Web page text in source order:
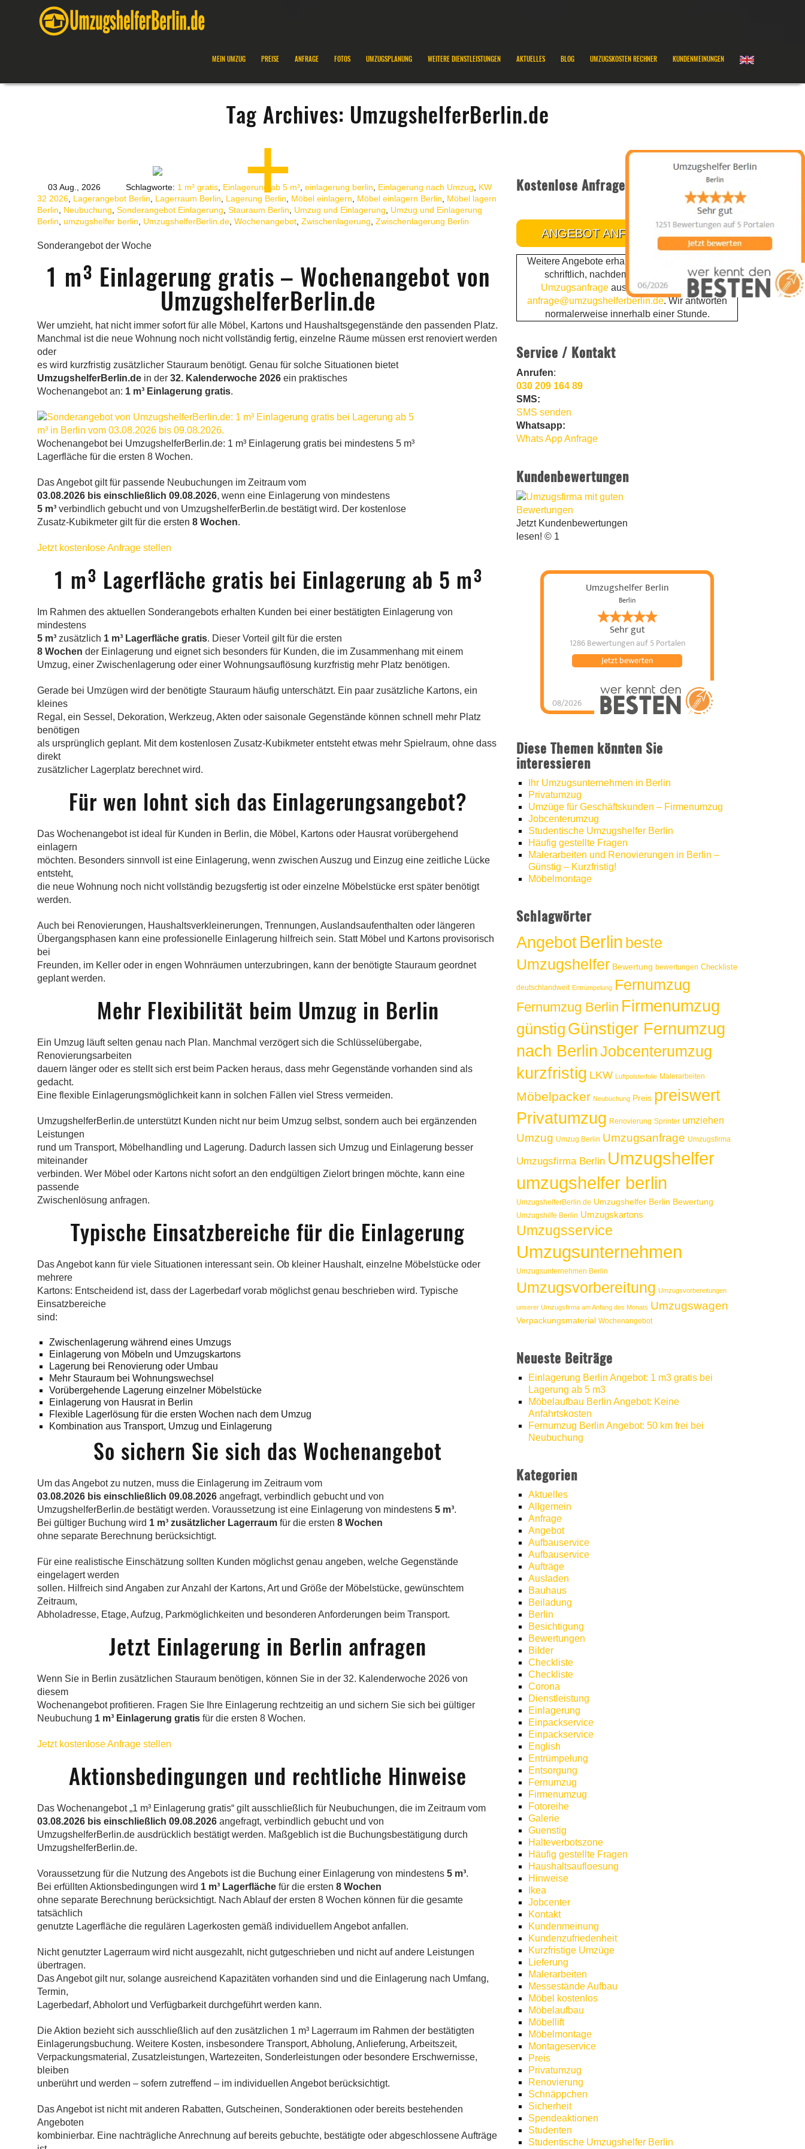
MEIN UMZUG PREISE ANFRAGE FOTOS UMZUGSPLANUNG WEITERE DIENSTLEISTUNGEN AKTUELLES BLOG UMZUGSKOSTEN RECHNER KUNDENMEINUNGEN
Tag Archives: UmzugshelferBerlin.de
03 Aug., 2026 Schlagworte: 1 m³ gratis Einlagerung ab 5 m³ einlagerung berlin Einlagerung nach Umzug
KW
32 2026 Lagerangebot Berlin Lagerraum Berlin Lagerung Berlin Möbel einlagern Möbel einlagern Berlin
Möbel lagern
Berlin
Neubuchung Sonderangebot Einlagerung Stauraum Berlin Umzug und Einlagerung
Umzug und Einlagerung
Berlin umzugshelfer berlin UmzugshelferBerlin.de Wochenangebot Zwischenlagerung Zwischenlagerung Berlin
Sonderangebot der Woche
1 m³ Einlagerung gratis – Wochenangebot von
UmzugshelferBerlin.de
Wer umzieht, hat nicht immer sofort für alle Möbel, Kartons und Haushaltsgegenstände den passenden Platz.
Manchmal ist die neue Wohnung noch nicht vollständig fertig, einzelne Räume müssen erst renoviert werden
oder
es wird kurzfristig zusätzlicher Stauraum benötigt. Genau für solche Situationen bietet
UmzugshelferBerlin.de in der 32. Kalenderwoche 2026 ein praktisches
Wochenangebot an: 1 m³ Einlagerung gratis.
Wochenangebot bei UmzugshelferBerlin.de: 1 m³ Einlagerung gratis bei mindestens 5 m³
Lagerfläche für die ersten 8 Wochen.
Das Angebot gilt für passende Neubuchungen im Zeitraum vom
03.08.2026 bis einschließlich 09.08.2026, wenn eine Einlagerung von mindestens
5 m³ verbindlich gebucht und von UmzugshelferBerlin.de bestätigt wird. Der kostenlose
Zusatz-Kubikmeter gilt für die ersten 8 Wochen.
Jetzt kostenlose Anfrage stellen
1 m³ Lagerfläche gratis bei Einlagerung ab 5 m³
Im Rahmen des aktuellen Sonderangebots erhalten Kunden bei einer bestätigten Einlagerung von
mindestens
5 m³ zusätzlich 1 m³ Lagerfläche gratis. Dieser Vorteil gilt für die ersten
8 Wochen der Einlagerung und eignet sich besonders für Kunden, die im Zusammenhang mit einem
Umzug, einer Zwischenlagerung oder einer Wohnungsauflösung kurzfristig mehr Platz benötigen.
Gerade bei Umzügen wird der benötigte Stauraum häufig unterschätzt. Ein paar zusätzliche Kartons, ein
kleines
Regal, ein Sessel, Dekoration, Werkzeug, Akten oder saisonale Gegenstände können schnell mehr Platz
benötigen
als ursprünglich geplant. Mit dem kostenlosen Zusatz-Kubikmeter entsteht etwas mehr Spielraum, ohne dass
direkt
zusätzlicher Lagerplatz berechnet wird.
Für wen lohnt sich das Einlagerungsangebot?
Das Wochenangebot ist ideal für Kunden in Berlin, die Möbel, Kartons oder Hausrat vorübergehend
einlagern
möchten. Besonders sinnvoll ist eine Einlagerung, wenn zwischen Auszug und Einzug eine zeitliche Lücke
entsteht,
die neue Wohnung noch nicht vollständig bezugsfertig ist oder einzelne Möbelstücke erst später benötigt
werden.
Auch bei Renovierungen, Haushaltsverkleinerungen, Trennungen, Auslandsaufenthalten oder längeren
Übergangsphasen kann eine professionelle Einlagerung hilfreich sein. Statt Möbel und Kartons provisorisch
bei
Freunden, im Keller oder in engen Wohnräumen unterzubringen, kann der benötigte Stauraum geordnet
geplant werden.
Mehr Flexibilität beim Umzug in Berlin
Ein Umzug läuft selten genau nach Plan. Manchmal verzögert sich die Schlüsselübergabe,
Renovierungsarbeiten
dauern länger oder es stellt sich erst beim Packen heraus, dass mehr Gegenstände vorhanden sind als
gedacht.
Eine flexible Einlagerungsmöglichkeit kann in solchen Fällen viel Stress vermeiden.
UmzugshelferBerlin.de unterstützt Kunden nicht nur beim Umzug selbst, sondern auch bei ergänzenden
Leistungen
rund um Transport, Möbelhandling und Lagerung. Dadurch lassen sich Umzug und Einlagerung besser
miteinander
verbinden. Wer Möbel oder Kartons nicht sofort an den endgültigen Zielort bringen möchte, kann eine
passende
Zwischenlösung anfragen.
Typische Einsatzbereiche für die Einlagerung
Das Angebot kann für viele Situationen interessant sein. Ob kleiner Haushalt, einzelne Möbelstücke oder
mehrere
Kartons: Entscheidend ist, dass der Lagerbedarf vorab möglichst genau beschrieben wird. Typische
Einsatzbereiche
sind:
Zwischenlagerung während eines Umzugs
Einlagerung von Möbeln und Umzugskartons
Lagerung bei Renovierung oder Umbau
Mehr Stauraum bei Wohnungswechsel
Vorübergehende Lagerung einzelner Möbelstücke
Einlagerung von Hausrat in Berlin
Flexible Lagerlösung für die ersten Wochen nach dem Umzug
Kombination aus Transport, Umzug und Einlagerung
So sichern Sie sich das Wochenangebot
Um das Angebot zu nutzen, muss die Einlagerung im Zeitraum vom
03.08.2026 bis einschließlich 09.08.2026 angefragt, verbindlich gebucht und von
UmzugshelferBerlin.de bestätigt werden. Voraussetzung ist eine Einlagerung von mindestens 5 m³.
Bei gültiger Buchung wird 1 m³ zusätzlicher Lagerraum für die ersten 8 Wochen
ohne separate Berechnung berücksichtigt.
Für eine realistische Einschätzung sollten Kunden möglichst genau angeben, welche Gegenstände
eingelagert werden
sollen. Hilfreich sind Angaben zur Anzahl der Kartons, Art und Größe der Möbelstücke, gewünschtem
Zeitraum,
Abholadresse, Etage, Aufzug, Parkmöglichkeiten und besonderen Anforderungen beim Transport.
Jetzt Einlagerung in Berlin anfragen
Wenn Sie in Berlin zusätzlichen Stauraum benötigen, können Sie in der 32. Kalenderwoche 2026 von
diesem
Wochenangebot profitieren. Fragen Sie Ihre Einlagerung rechtzeitig an und sichern Sie sich bei gültiger
Neubuchung 1 m³ Einlagerung gratis für die ersten 8 Wochen.
Jetzt kostenlose Anfrage stellen
Aktionsbedingungen und rechtliche Hinweise
Das Wochenangebot „1 m³ Einlagerung gratis“ gilt ausschließlich für Neubuchungen, die im Zeitraum vom
03.08.2026 bis einschließlich 09.08.2026 angefragt, verbindlich gebucht und von
UmzugshelferBerlin.de ausdrücklich bestätigt werden. Maßgeblich ist die Buchungsbestätigung durch
UmzugshelferBerlin.de.
Voraussetzung für die Nutzung des Angebots ist die Buchung einer Einlagerung von mindestens 5 m³.
Bei erfüllten Aktionsbedingungen wird 1 m³ Lagerfläche für die ersten 8 Wochen
ohne separate Berechnung berücksichtigt. Nach Ablauf der ersten 8 Wochen können für die gesamte
tatsächlich
genutzte Lagerfläche die regulären Lagerkosten gemäß individuellem Angebot anfallen.
Nicht genutzter Lagerraum wird nicht ausgezahlt, nicht gutgeschrieben und nicht auf andere Leistungen
übertragen.
Das Angebot gilt nur, solange ausreichend Kapazitäten vorhanden sind und die Einlagerung nach Umfang,
Termin,
Lagerbedarf, Abholort und Verfügbarkeit durchgeführt werden kann.
Die Aktion bezieht sich ausschließlich auf den zusätzlichen 1 m³ Lagerraum im Rahmen der bestätigten
Einlagerungsbuchung. Weitere Kosten, insbesondere Transport, Abholung, Anlieferung, Arbeitszeit,
Verpackungsmaterial, Zusatzleistungen, Wartezeiten, Sonderleistungen oder besondere Erschwernisse,
bleiben
unberührt und werden – sofern zutreffend – im individuellen Angebot berücksichtigt.
Das Angebot ist nicht mit anderen Rabatten, Gutscheinen, Sonderaktionen oder bereits bestehenden
Angeboten
kombinierbar. Eine nachträgliche Anrechnung auf bereits gebuchte, bestätigte oder abgeschlossene Aufträge
Kostenlose Anfrage
ANGEBOT ANFRAGEN
Weitere Angebote erhalten Sie telefonisch oder
schriftlich, nachdem Sie die
kostenlose
Umzugsanfrage ausgefüllt haben. Email:
anfrage@umzugshelferberlin.de. Wir antworten
normalerweise innerhalb einer Stunde.
Service / Kontakt
Anrufen:
030 209 164 89
SMS:
SMS senden
Whatsapp:
Whats App Anfrage
Kundenbewertungen
Jetzt Kundenbewertungen
lesen! © 1
Umzugshelfer Berlin
Berlin
Sehr gut
1286 Bewertungenauf 5 Portalen
08/2026
Jetzt bewerten
Umzugshelfer Berlin
hat5von5 Sternen |
werkenntdenBESTEN.de
Diese Themen könnten Sie
interessieren
Ihr Umzugsunternehmen in Berlin
Privatumzug
Umzüge für Geschäftskunden – Firmenumzug
Jobcenterumzug
Studentische Umzugshelfer Berlin
Häufig gestellte Fragen
Malerarbeiten und Renovierungen in Berlin –
Günstig – Kurzfristig!
Möbelmontage
Schlagwörter
AngebotBerlin beste
Umzugshelfer Bewertung bewertungen Checkliste
deutschlandweit Entrümpelung Fernumzug
Fernumzug Berlin Firmenumzug
günstig Günstiger Fernumzug
nach BerlinJobcenterumzug
kurzfristig LKW Luftpolsterfolie Malerarbeiten
Möbelpacker Neubuchung Preis preiswert
Privatumzug Renovierung Sprinter umziehen
Umzug Umzug Berlin Umzugsanfrage Umzugsfirma
Umzugsfirma Berlin Umzugshelfer
umzugshelfer berlin
UmzugshelferBerlin.de Umzugshelfer Berlin Bewertung
Umzugshilfe Berlin Umzugskartons
Umzugsservice
Umzugsunternehmen
Umzugsunternehmen Berlin
Umzugsvorbereitung Umzugsvorbereitungen
unserer Umzugsfirma am Anfang des Monats Umzugswagen
Verpackungsmaterial Wochenangebot
Neueste Beiträge
Einlagerung Berlin Angebot: 1 m3 gratis bei
Lagerung ab 5 m3
Möbelaufbau Berlin Angebot: Keine
Anfahrtskosten
Fernumzug Berlin Angebot: 50 km frei bei
Neubuchung
Kategorien
Aktuelles
Allgemein
Anfrage
Angebot
Aufbauservice
Aufbauservice
Aufträge
Ausladen
Bauhaus
Beiladung
Berlin
Besichtigung
Bewertungen
Bilder
Checkliste
Checkliste
Corona
Dienstleistung
Einlagerung
Einpackservice
Einpackservice
English
Entrümpelung
Entsorgung
Fernumzug
Firmenumzug
Fotoreihe
Galerie
Guenstig
Halteverbotszone
Häufig gestellte Fragen
Haushaltsaufloesung
Hinweise
Ikea
Jobcenter
Kontakt
Kundenmeinung
Kundenzufriedenheit
Kurzfristige Umzüge
Lieferung
Malerarbeiten
Messestände Aufbau
Möbel kostenlos
Möbelaufbau
Möbellift
Möbelmontage
Montageservice
Preis
Privatumzug
Renovierung
Schnäppchen
Sicherheit
Spendeaktionen
Studenten
Studentische Umzugshelfer Berlin